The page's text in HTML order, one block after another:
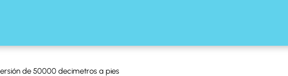
de 50000 decimetros a pies